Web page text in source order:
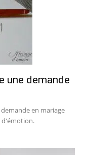
une demande
en mariage
d'émotion.